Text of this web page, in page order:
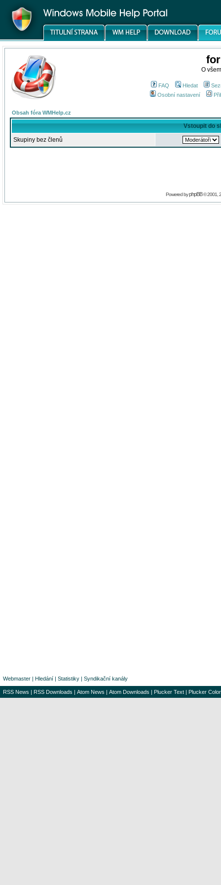
O
FAQ Hledat
Osobní nastavení
Obsah fóra WMHelp.cz
Vstoupit do
Skupiny bez členů
Powered byphpBB© 2001,
Webmaster | Hledání | Statistiky | Syndikační kanály
RSS News | RSS Downloads | Atom News | Atom Downloads | Plucker Text | Plucker Color